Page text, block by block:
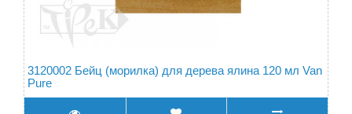
3120002 Бейц (морилка) для дерева ялина 120 мл Van
Pure